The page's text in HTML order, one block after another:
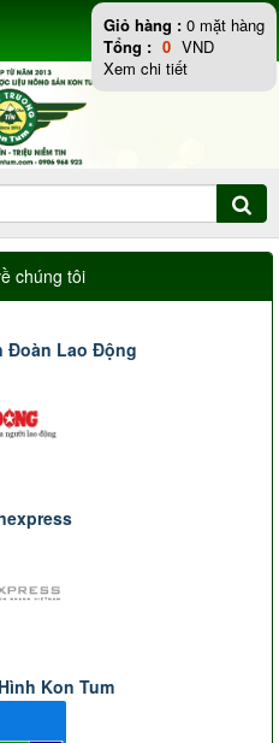
chúng tôi
Đoàn Lao Động
Kon Tum
Giỏ hàng : 0 mặt hàng
Tổng : 0 VND
Xem chi tiết